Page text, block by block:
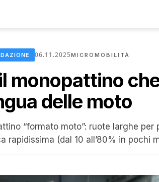
06.11.2025MICROMOBILITÀ
monopattino
delle moto
“formato moto”: ruote larghe per
rapidissima (dal 10 all’80% in pochi